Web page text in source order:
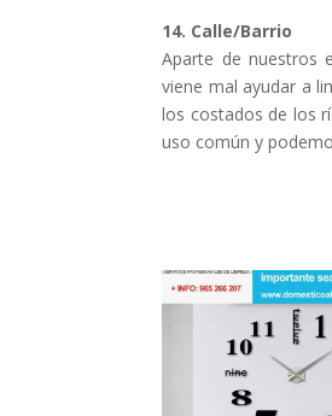
14. Calle/Barrio
Aparte de nuestros
viene mal ayudar a
los costados de los
uso común y